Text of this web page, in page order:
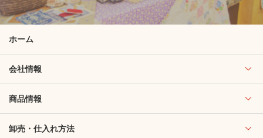
ホーム
会社情報
商品情報
卸売・仕入れ方法